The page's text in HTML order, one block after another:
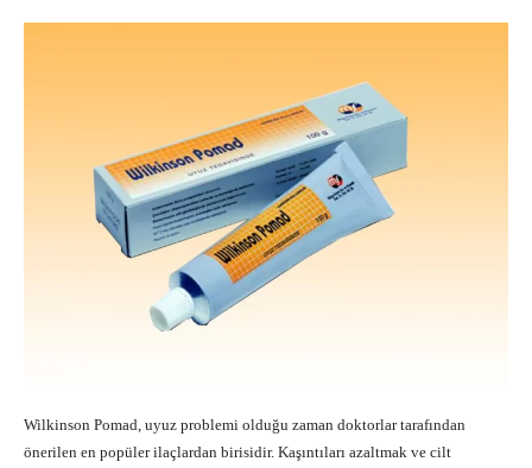
Wilkinson Pomad, uyuz problemi olduğu zaman doktorlar tarafından
önerilen en popüler ilaçlardan birisidir. Kaşıntıları azaltmak ve cilt